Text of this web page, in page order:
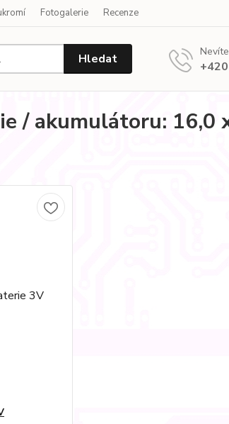
Fotogalerie Recenze
Hledat
/ akumulátoru: 16,0